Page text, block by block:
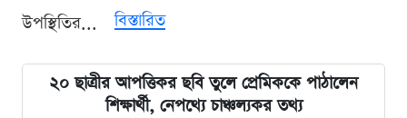
উপস্থিতির...
বিস্তারিত
২০ ছাত্রীর আপত্তিকর ছবি তুলে প্রেমিককে পাঠালেন
শিক্ষার্থী, নেপথ্যে চাঞ্চল্যকর তথ্য